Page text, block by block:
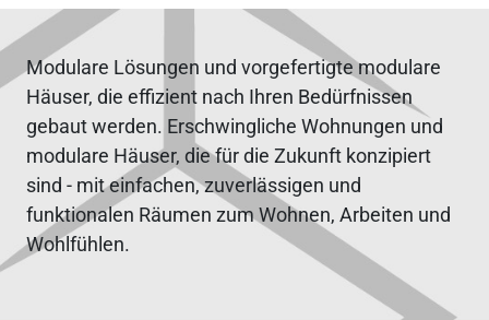
Modulare Lösungen und vorgefertigte modulare
Häuser, die effizient nach Ihren Bedürfnissen
gebaut werden. Erschwingliche Wohnungen und
modulare Häuser, die für die Zukunft konzipiert
sind - mit einfachen, zuverlässigen und
funktionalen Räumen zum Wohnen, Arbeiten und
Wohlfühlen.